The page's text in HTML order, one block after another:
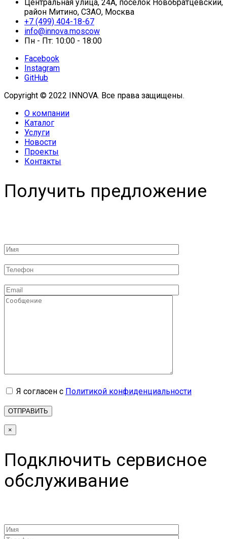
Центральная улица, 24А, посёлок Новобратцевский,
район Митино, СЗАО, Москва
+7 (499) 404-18-67
info@innova.moscow
Пн - Пт: 10:00 - 18:00
Facebook
Instagram
GitHub
Copyright © 2022 INNOVA. Все права защищены.
О компании
Каталог
Услуги
Новости
Проекты
Контакты
Получить предложение
Я согласен с Политикой конфиденциальности
×
Подключить сервисное
обслуживание